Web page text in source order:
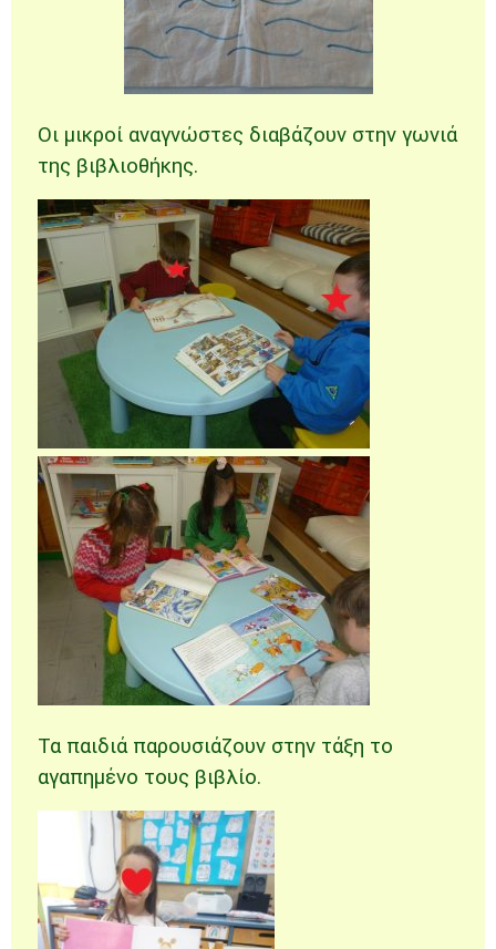
Οι μικροί αναγνώστες διαβάζουν στην γωνιά
της βιβλιοθήκης.
Τα παιδιά παρουσιάζουν στην τάξη το
αγαπημένο τους βιβλίο.